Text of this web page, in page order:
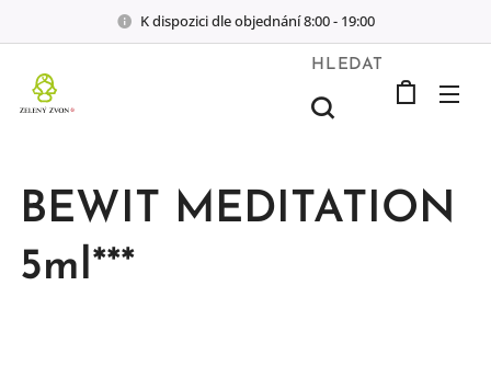
K dispozici dle objednání 8:00 - 19:00
HLEDAT
BEWIT MEDITATION
5ml***